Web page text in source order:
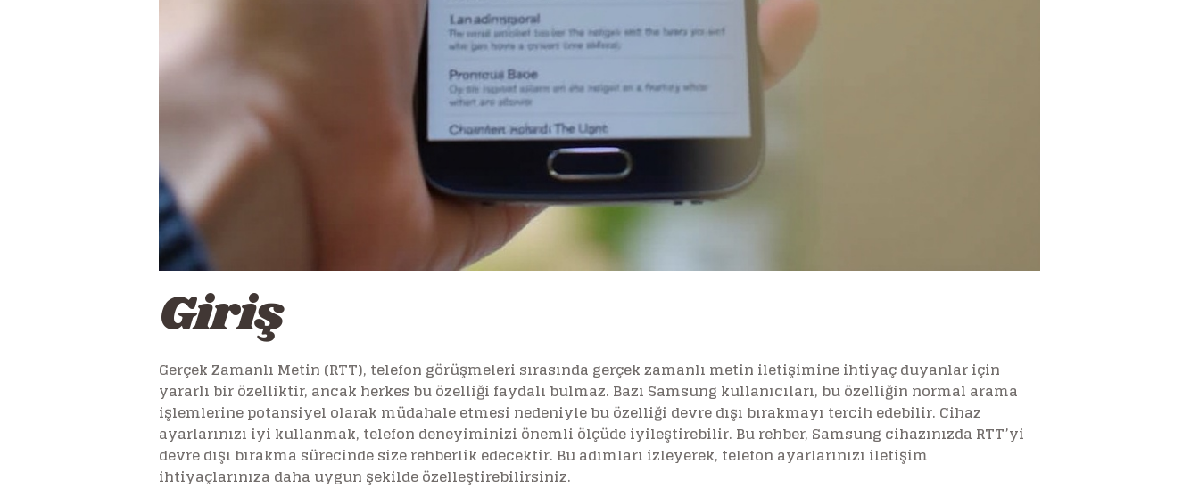
Giriş
Gerçek Zamanlı Metin (RTT), telefon görüşmeleri sırasında gerçek zamanlı metin iletişimine ihtiyaç duyanlar için
yararlı bir özelliktir, ancak herkes bu özelliği faydalı bulmaz. Bazı Samsung kullanıcıları, bu özelliğin normal arama
işlemlerine potansiyel olarak müdahale etmesi nedeniyle bu özelliği devre dışı bırakmayı tercih edebilir. Cihaz
ayarlarınızı iyi kullanmak, telefon deneyiminizi önemli ölçüde iyileştirebilir. Bu rehber, Samsung cihazınızda RTT’yi
devre dışı bırakma sürecinde size rehberlik edecektir. Bu adımları izleyerek, telefon ayarlarınızı iletişim
ihtiyaçlarınıza daha uygun şekilde özelleştirebilirsiniz.